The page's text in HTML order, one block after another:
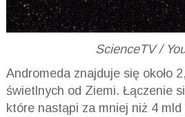
ScienceTV /
Andromeda znajduje się około
świetlnych od Ziemi. Łączenie
które nastąpi za mniej niż 4